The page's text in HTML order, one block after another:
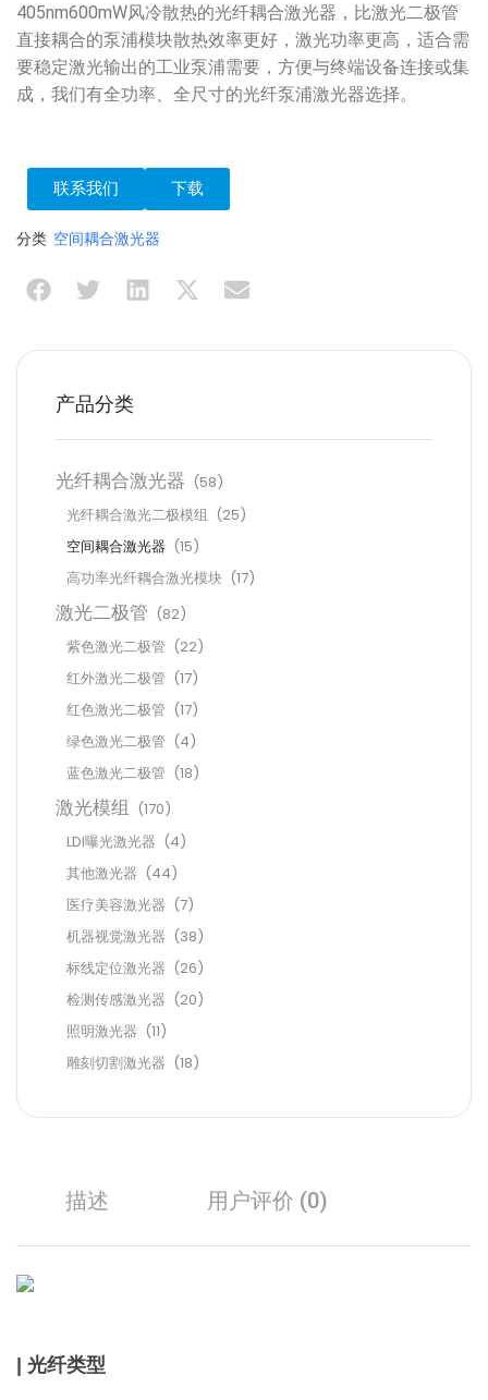
405nm600mW风冷散热的光纤耦合激光器，比激光二极管
直接耦合的泵浦模块散热效率更好，激光功率更高，适合需
要稳定激光输出的工业泵浦需要，方便与终端设备连接或集
成，我们有全功率、全尺寸的光纤泵浦激光器选择。
联系我们 下载
分类 空间耦合激光器
产品分类
光纤耦合激光器 (58)
光纤耦合激光二极模组 (25)
空间耦合激光器 (15)
高功率光纤耦合激光模块 (17)
激光二极管 (82)
紫色激光二极管 (22)
红外激光二极管 (17)
红色激光二极管 (17)
绿色激光二极管 (4)
蓝色激光二极管 (18)
激光模组 (170)
LDI曝光激光器 (4)
其他激光器 (44)
医疗美容激光器 (7)
机器视觉激光器 (38)
标线定位激光器 (26)
检测传感激光器 (20)
照明激光器 (11)
雕刻切割激光器 (18)
描述 用户评价 (0)
| 光纤类型